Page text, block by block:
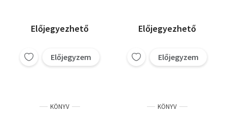
Előjegyezhető
Előjegyzem
Előjegyezhető
Előjegyzem
KÖNYV KÖNYV